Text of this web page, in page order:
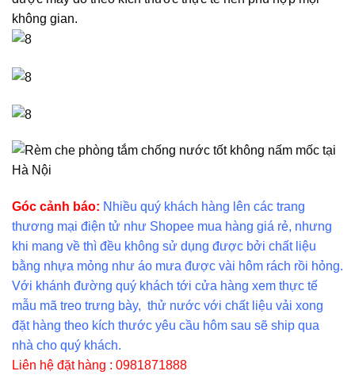
không gian.
Góc cảnh báo: Nhiều quý khách hàng lên các trang
thương mại điện tử như Shopee mua hàng giá rẻ, nhưng
khi mang về thì đều không sử dụng được bởi chất liệu
bằng nhựa mỏng như áo mưa được vài hôm rách rồi hỏng.
Với khánh đường quý khách tới cửa hàng xem thực tế
mẫu mã treo trưng bày, thử nước với chất liệu vải xong
đặt hàng theo kích thước yêu cầu hôm sau sẽ ship qua
nhà cho quý khách.
Liên hệ đặt hàng : 0981871888